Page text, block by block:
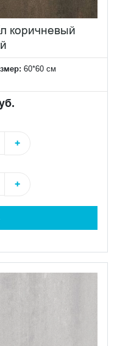
коричневый
60*60 см
+
+